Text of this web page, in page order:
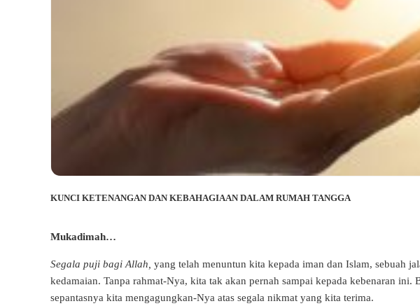
KUNCI KETENANGAN DAN KEBAHAGIAAN DALAM RUMAH TANGGA
Mukadimah…
Segala puji bagi Allah, yang telah menuntun kita kepada iman dan Islam, sebuah
kedamaian. Tanpa rahmat-Nya, kita tak akan pernah sampai kepada kebenaran ini.
sepantasnya kita mengagungkan-Nya atas segala nikmat yang kita terima.